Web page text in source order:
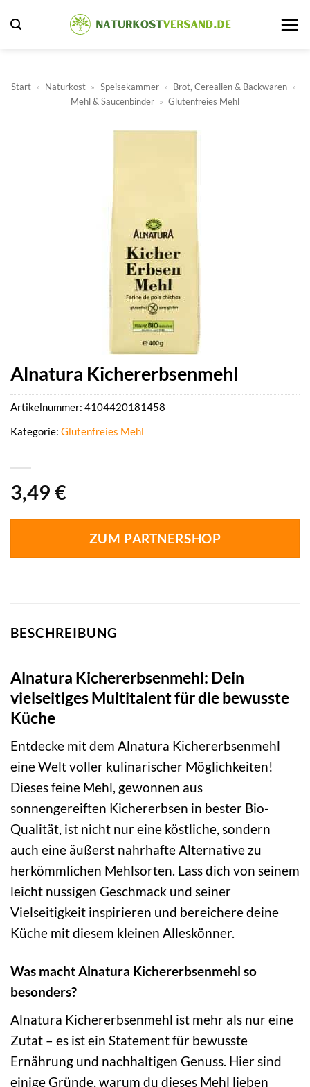
Inhalt
springen
Start » Naturkost » Speisekammer » Brot, Cerealien & Backwaren »
Mehl & Saucenbinder » Glutenfreies Mehl
Alnatura Kichererbsenmehl
3,49 €
ZUM PARTNERSHOP
Artikelnummer: 4104420181458
Kategorie: Glutenfreies Mehl
BESCHREIBUNG
Alnatura Kichererbsenmehl: Dein
vielseitiges Multitalent für die bewusste
Küche
Entdecke mit dem Alnatura Kichererbsenmehl
eine Welt voller kulinarischer Möglichkeiten!
Dieses feine Mehl, gewonnen aus
sonnengereiften Kichererbsen in bester Bio-
Qualität, ist nicht nur eine köstliche, sondern
auch eine äußerst nahrhafte Alternative zu
herkömmlichen Mehlsorten. Lass dich von seinem
leicht nussigen Geschmack und seiner
Vielseitigkeit inspirieren und bereichere deine
Küche mit diesem kleinen Alleskönner.
Was macht Alnatura Kichererbsenmehl so
besonders?
Alnatura Kichererbsenmehl ist mehr als nur eine
Zutat – es ist ein Statement für bewusste
Ernährung und nachhaltigen Genuss. Hier sind
einige Gründe, warum du dieses Mehl lieben